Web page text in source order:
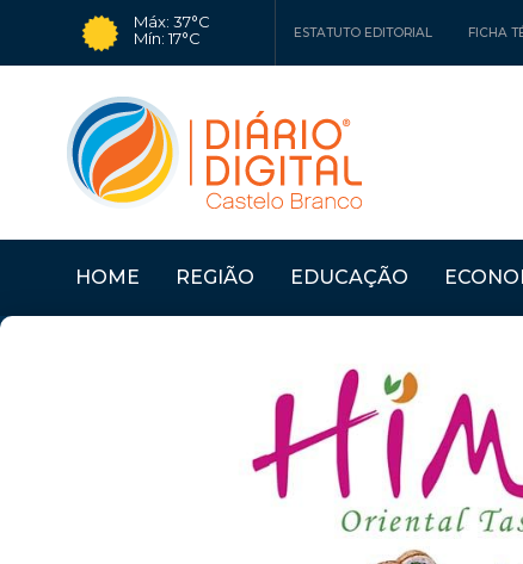
Máx: 37°C
Mín: 17°C
ESTATUTO EDITORIAL FICHA
HOME REGIÃO EDUCAÇÃO
PROENÇA A NOVA: